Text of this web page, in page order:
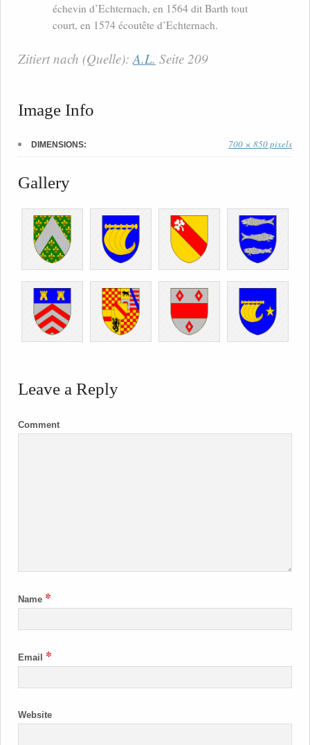
échevin d’Echternach, en 1564 dit Barth tout
court, en 1574 écoutête d’Echternach.
Zitiert nach (Quelle):A.L. Seite 209
Image Info
DIMENSIONS: 700 × 850 pixels
Gallery
Leave a Reply
Comment
Name *
Email *
Website